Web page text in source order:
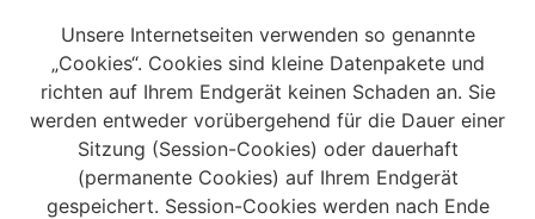
Unsere Internetseiten verwenden so genannte
„Cookies“. Cookies sind kleine Datenpakete und
richten auf Ihrem Endgerät keinen Schaden an. Sie
werden entweder vorübergehend für die Dauer einer
Sitzung (Session-Cookies) oder dauerhaft
(permanente Cookies) auf Ihrem Endgerät
gespeichert. Session-Cookies werden nach Ende